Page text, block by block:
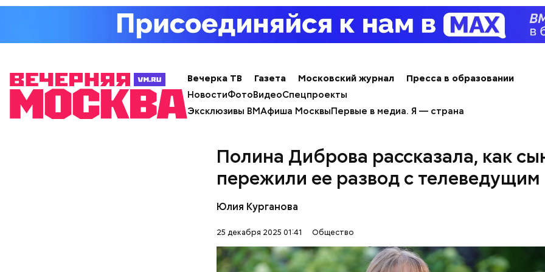
Вечерка ТВ Газета Московский журнал
Пресса в образовании
НовостиФотоВидеоСпецпроекты
Эксклюзивы ВМАфиша МосквыПервые в медиа. Я — страна
Полина Диброва рассказала, как
пережили ее развод с телеведущим
Юлия Курганова
25 декабря 2025 01:41 Общество
День малины со сливками
Ингредиенты:
— В дыне содержится много сахара, который представлен
С одной стороны — это хорошо, потому что дает энергию.
Терапевт
продукты и
Чистит сосуды и
от рака: чем